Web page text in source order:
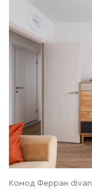
Комод Ферран